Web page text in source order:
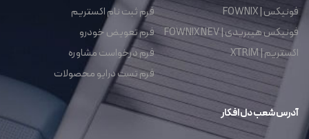
فونیکس | FOWNIX
فونیکس هیبریدی | FOWNIX NEV
اکستریم | XTRIM
فرم ثبت نام اکستریم
فرم تعویض خودرو
فرم درخواست مشاوره
فرم تست درایو محصولات
آدرس شعب دل افکار